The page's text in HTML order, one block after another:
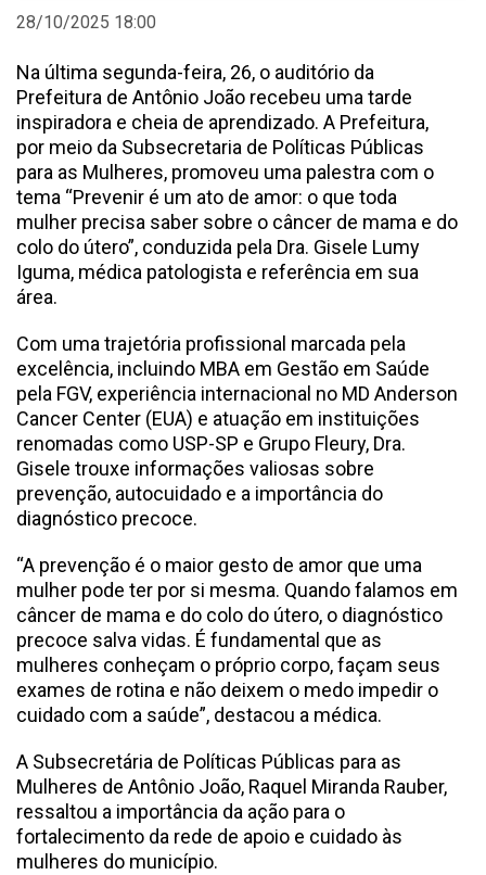
28/10/2025 18:00
Na última segunda-feira, 26, o auditório da
Prefeitura de Antônio João recebeu uma tarde
inspiradora e cheia de aprendizado. A Prefeitura,
por meio da Subsecretaria de Políticas Públicas
para as Mulheres, promoveu uma palestra com o
tema “Prevenir é um ato de amor: o que toda
mulher precisa saber sobre o câncer de mama e do
colo do útero”, conduzida pela Dra. Gisele Lumy
Iguma, médica patologista e referência em sua
área.
Com uma trajetória profissional marcada pela
excelência, incluindo MBA em Gestão em Saúde
pela FGV, experiência internacional no MD Anderson
Cancer Center (EUA) e atuação em instituições
renomadas como USP-SP e Grupo Fleury, Dra.
Gisele trouxe informações valiosas sobre
prevenção, autocuidado e a importância do
diagnóstico precoce.
“A prevenção é o maior gesto de amor que uma
mulher pode ter por si mesma. Quando falamos em
câncer de mama e do colo do útero, o diagnóstico
precoce salva vidas. É fundamental que as
mulheres conheçam o próprio corpo, façam seus
exames de rotina e não deixem o medo impedir o
cuidado com a saúde”, destacou a médica.
A Subsecretária de Políticas Públicas para as
Mulheres de Antônio João, Raquel Miranda Rauber,
ressaltou a importância da ação para o
fortalecimento da rede de apoio e cuidado às
mulheres do município.